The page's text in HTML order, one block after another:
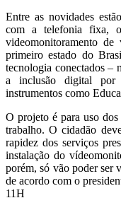
Entre as novidades
com a telefonia fixa,
videomonitoramento
primeiro estado do
tecnologia conectados –
a inclusão digital por
instrumentos como
O projeto é para uso
trabalho. O cidadão
rapidez dos serviços
instalação do
porém, só vão poder ser
de acordo com o
11H